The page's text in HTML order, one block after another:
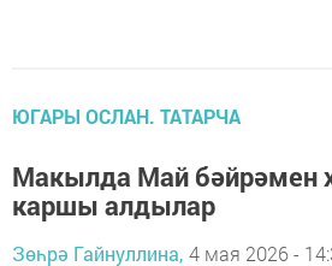
ЮГАРЫ ОСЛАН. ТАТАРЧА
Макылда Май бәйрәмен
каршы алдылар
Зөһрә Гайнуллина, 4 мая 2026 -